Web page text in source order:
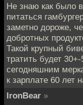
Не знаю как было
питаться
заметно дороже,
добротных
Такой крупный
тратить будет
сегодняшним
к зарплате 60 лет
IronBear »